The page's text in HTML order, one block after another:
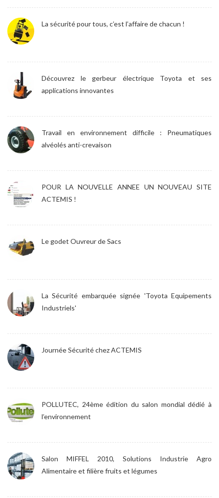
La sécurité pour tous, c’est l’affaire de chacun !
Découvrez le gerbeur électrique Toyota et ses
applications innovantes
Travail en environnement difficile : Pneumatiques
alvéolés anti-crevaison
POUR LA NOUVELLE ANNEE UN NOUVEAU SITE
ACTEMIS !
Le godet Ouvreur de Sacs
La Sécurité embarquée signée 'Toyota Equipements
Industriels'
Journée Sécurité chez ACTEMIS
POLLUTEC, 24ème édition du salon mondial dédié à
l’environnement
Salon MIFFEL 2010, Solutions Industrie Agro
Alimentaire et filière fruits et légumes